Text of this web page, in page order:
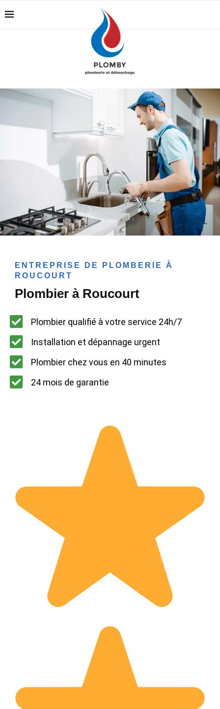
ENTREPRISE DE PLOMBERIE À
ROUCOURT
Plombier à Roucourt
Plombier qualifié à votre service 24h/7
Installation et dépannage urgent
Plombier chez vous en 40 minutes
24 mois de garantie